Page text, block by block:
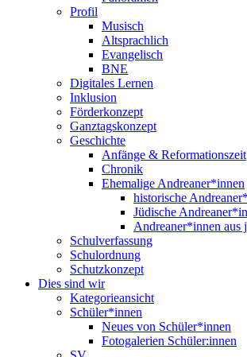
Profil
Musisch
Altsprachlich
Evangelisch
BNE
Digitales Lernen
Inklusion
Förderkonzept
Ganztagskonzept
Geschichte
Anfänge & Reformationszeit
Chronik
Ehemalige Andreaner*innen
historische
Jüdische
Andreaner*innen aus
Schulverfassung
Schulordnung
Schutzkonzept
Dies sind wir
Kategorieansicht
Schüler*innen
Neues von Schüler*innen
Fotogalerien Schüler:innen